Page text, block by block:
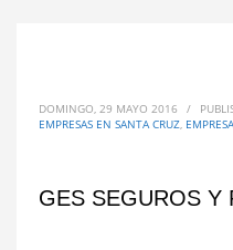
DOMINGO, 29 MAYO 2016 /
EMPRESAS EN SANTA CRUZ,
GES SEGUROS Y